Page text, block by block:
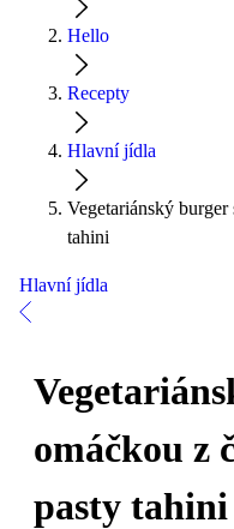
Hello
Recepty
Hlavní jídla
Vegetariánský
tahini
Hlavní jídla
omáčkou z
pasty tahini